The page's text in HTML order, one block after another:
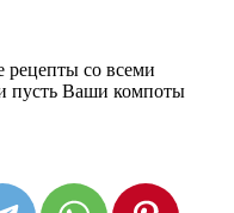
рецепты со всеми
пусть Ваши компоты